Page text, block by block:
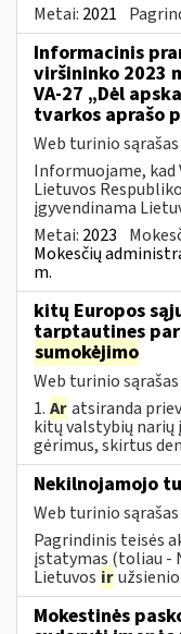
Metai: 2021
Informacinis
viršininko 2023
VA-27 „Dėl
tvarkos aprašo
Web turinio sąrašas
Informuojame, kad
Lietuvos
įgyvendinama
Metai: 2023
Mokesčių
m.
kitų Europos
tarptautines
sumokėjimo
Web turinio sąrašas
1. Aratsiranda
kitų valstybių narių
gėrimus, skirtus
Nekilnojamojo
Web turinio sąrašas
Pagrindinis teisės
įstatymas (toliau -
Lietuvos ir
Mokestinės